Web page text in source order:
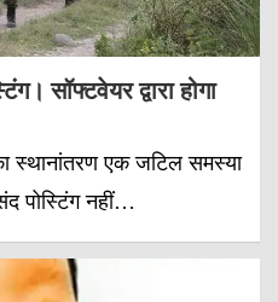
सॉफ्टवेयर द्वारा होगा
स्थानांतरण एक जटिल समस्या
पोस्टिंग नहीं…